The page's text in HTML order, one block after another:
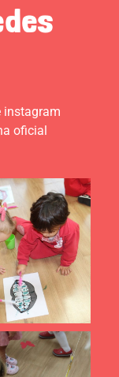
instagram
oficial